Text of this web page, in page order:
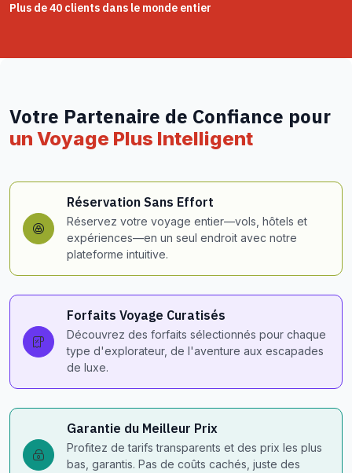
Plus de 40 clients dans le monde entier
Votre Partenaire de Confiance pour
un Voyage Plus Intelligent
Réservation Sans Effort
Réservez votre voyage entier—vols, hôtels et
expériences—en un seul endroit avec notre
plateforme intuitive.
Forfaits Voyage Curatisés
Découvrez des forfaits sélectionnés pour chaque
type d'explorateur, de l'aventure aux escapades
de luxe.
Garantie du Meilleur Prix
Profitez de tarifs transparents et des prix les plus
bas, garantis. Pas de coûts cachés, juste des